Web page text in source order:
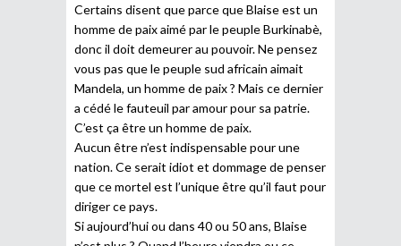
Certains disent que parce que Blaise est un
homme de paix aimé par le peuple Burkinabè,
donc il doit demeurer au pouvoir. Ne pensez
vous pas que le peuple sud africain aimait
Mandela, un homme de paix ? Mais ce dernier
a cédé le fauteuil par amour pour sa patrie.
C’est ça être un homme de paix.
Aucun être n’est indispensable pour une
nation. Ce serait idiot et dommage de penser
que ce mortel est l’unique être qu’il faut pour
diriger ce pays.
Si aujourd’hui ou dans 40 ou 50 ans, Blaise